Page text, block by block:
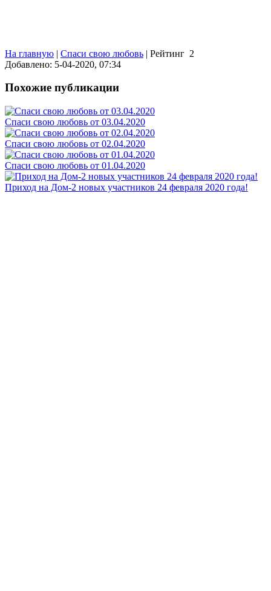
На главную | Спаси свою любовь | Рейтинг 2
Добавлено: 5-04-2020, 07:34
Похожие публикации
Спаси свою любовь от 03.04.2020
Спаси свою любовь от 02.04.2020
Спаси свою любовь от 01.04.2020
Приход на Дом-2 новых участников 24 февраля 2020 года!